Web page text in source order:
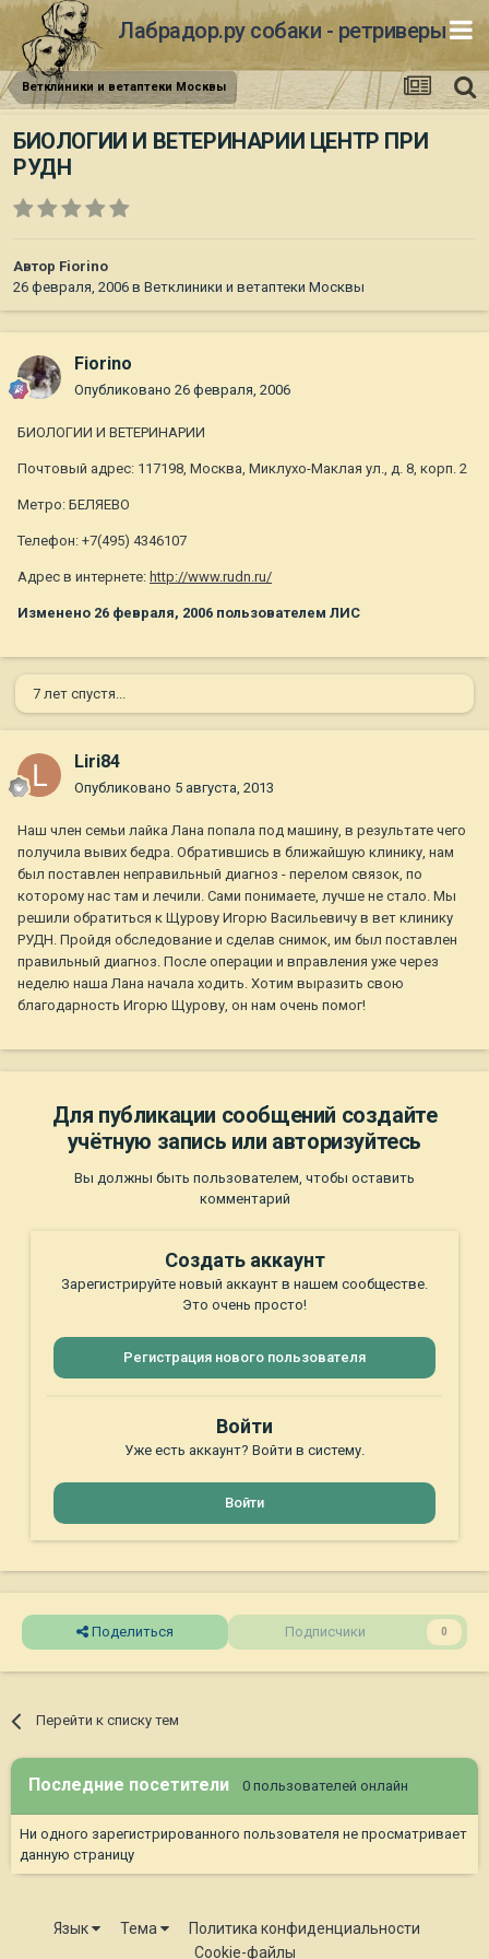
Лабрадор.ру собаки - ретриверы
Ветклиники и ветаптеки Москвы
БИОЛОГИИ И ВЕТЕРИНАРИИ ЦЕНТР ПРИ
РУДН
Автор Fiorino
26 февраля, 2006 в Ветклиники и ветаптеки Москвы
Fiorino
Опубликовано 26 февраля, 2006
БИОЛОГИИ И ВЕТЕРИНАРИИ
Почтовый адрес: 117198, Москва, Миклухо-Маклая ул., д. 8, корп. 2
Метро: БЕЛЯЕВО
Телефон: +7(495) 4346107
Адрес в интернете: http://www.rudn.ru/
Изменено 26 февраля, 2006 пользователем ЛИС
7 лет спустя...
Liri84
Опубликовано 5 августа, 2013
Наш член семьи лайка Лана попала под машину, в результате чего
получила вывих бедра. Обратившись в ближайшую клинику, нам
был поставлен неправильный диагноз - перелом связок, по
которому нас там и лечили. Сами понимаете, лучше не стало. Мы
решили обратиться к Щурову Игорю Васильевичу в вет клинику
РУДН. Пройдя обследование и сделав снимок, им был поставлен
правильный диагноз. После операции и вправления уже через
неделю наша Лана начала ходить. Хотим выразить свою
благодарность Игорю Щурову, он нам очень помог!
Для публикации сообщений создайте
учётную запись или авторизуйтесь
Вы должны быть пользователем, чтобы оставить
комментарий
Создать аккаунт
Зарегистрируйте новый аккаунт в нашем сообществе.
Это очень просто!
Регистрация нового пользователя
Войти
Уже есть аккаунт? Войти в систему.
Войти
Поделиться Подписчики 0
Перейти к списку тем
Последние посетители 0 пользователей онлайн
Ни одного зарегистрированного пользователя не просматривает
данную страницу
Язык Тема
Политика конфиденциальности
Cookie-файлы